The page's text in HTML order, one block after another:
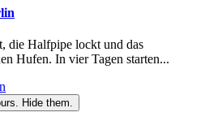
die Halfpipe lockt und das
Hufen. In vier Tagen starten...
Hide them.